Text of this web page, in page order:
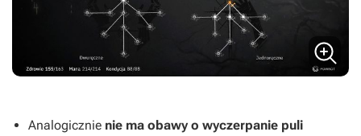
Analogicznie nie ma obawy o wyczerpanie puli